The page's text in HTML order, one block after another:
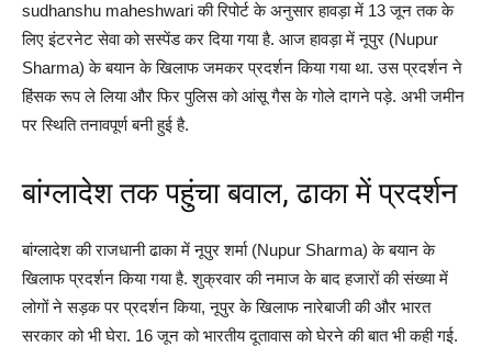
sudhanshu maheshwari की रिपोर्ट के अनुसार हावड़ा में 13 जून तक के
लिए इंटरनेट सेवा को सस्पेंड कर दिया गया है. आज हावड़ा में नूपुर (Nupur
Sharma) के बयान के खिलाफ जमकर प्रदर्शन किया गया था. उस प्रदर्शन ने
हिंसक रूप ले लिया और फिर पुलिस को आंसू गैस के गोले दागने पड़े. अभी जमीन
पर स्थिति तनावपूर्ण बनी हुई है.
बांग्लादेश तक पहुंचा बवाल, ढाका में प्रदर्शन
बांग्लादेश की राजधानी ढाका में नूपुर शर्मा (Nupur Sharma) के बयान के
खिलाफ प्रदर्शन किया गया है. शुक्रवार की नमाज के बाद हजारों की संख्या में
लोगों ने सड़क पर प्रदर्शन किया, नूपुर के खिलाफ नारेबाजी की और भारत
सरकार को भी घेरा. 16 जून को भारतीय दूतावास को घेरने की बात भी कही गई.